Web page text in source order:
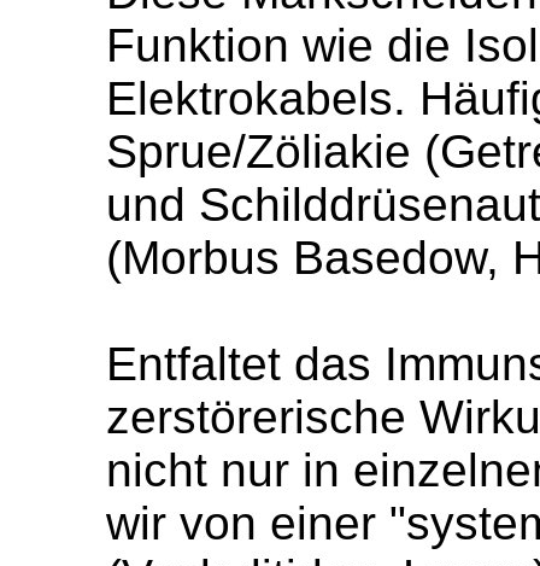
Funktion wie die
Elektrokabels.
Sprue/Zöliakie
und
(Morbus Basedow,
Entfaltet das
zerstörerische
nicht nur in
wir von einer